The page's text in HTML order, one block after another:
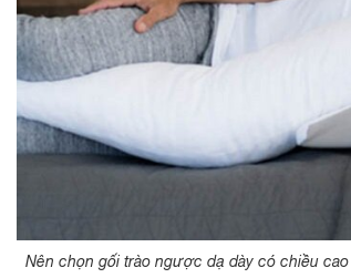
Nên chọn gối trào ngược dạ dày có chiều